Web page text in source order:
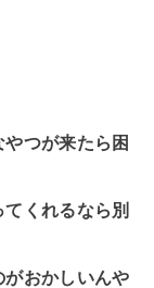
つが来たら困
くれるなら別
おかしいんや